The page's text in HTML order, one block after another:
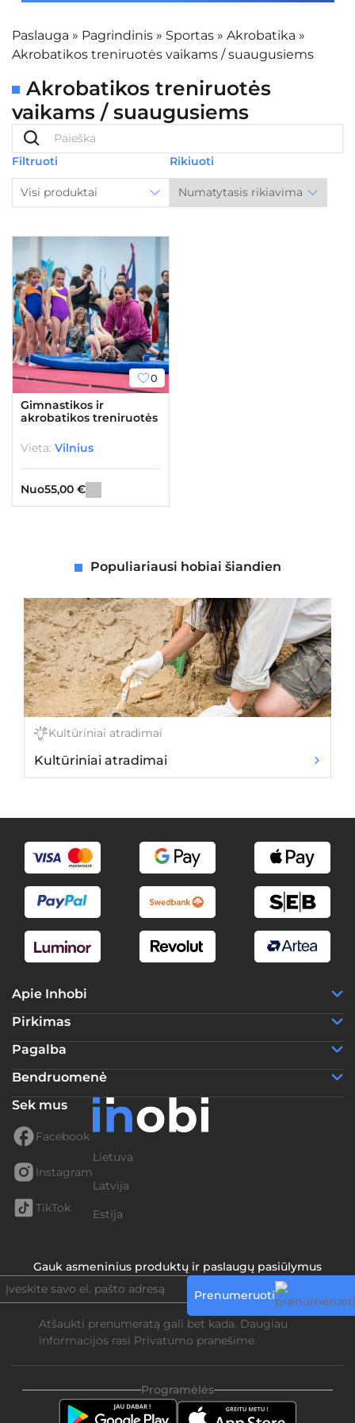
Paslauga » Pagrindinis » Sportas » Akrobatika »
Akrobatikos treniruotės vaikams / suaugusiems
Akrobatikos treniruotės
vaikams / suaugusiems
Filtruoti
Visi produktai
Rikiuoti
0
Gimnastikos ir
akrobatikos treniruotės
Vieta: Vilnius
Nuo55,00 €
Populiariausi hobiai šiandien
Kultūriniai atradimai
Kultūriniai atradimai
Apie Inhobi
Pirkimas
Pagalba
Bendruomenė
Sek mus
Facebook
Instagram
TikTok
Lietuva
Latvija
Estija
Gauk asmeninius produktų ir paslaugų pasiūlymus
Prenumeruoti
Atšaukti prenumeratą gali bet kada. Daugiau
informacijos rasi Privatumo pranešime.
Programėlės